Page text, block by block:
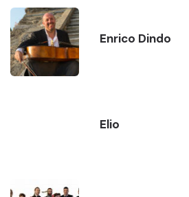
Enrico Dindo
Elio